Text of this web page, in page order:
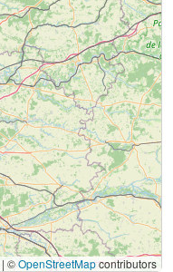
| ©OpenStreetMapcontributors